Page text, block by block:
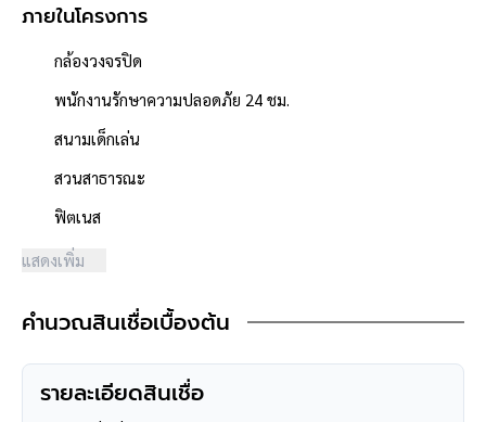
- ดวงโคม+หลอดไฟ
**จุดเด่นโครงการ–สภาพแวดล้อม**
- โครงการได้รับการจัดสรรอย่างถูกต้อง, โครงการจำนวนรวม 306
- โครงการตั้งอยู่บนถนนสายหลัก ได้แก่ ถนนนครอินทร์
- ผู้พัฒนาโครงการที่มีชื่อเสียง **พร๊อพเพอร์ตี้ เพอร์เฟค**
- สภาพแวดล้อมดี สะอาด
- บ้านตั้งอยู่ใกล้ร้านสะดวกซื้อ 7-11, Lotus express
- ใกล้ห้างสรรพสินค้าโฮมเวิร์ค ราชพฤกษ์, เดอะวอล์ค ราชพฤกษ์,
- ใกล้โรงพยาบาลบางกรวย2, โรงพยาบาลเจ้าพระยา
ภายในโครงการ
กล้องวงจรปิด
พนักงานรักษาความปลอดภัย 24 ชม.
สนามเด็กเล่น
สวนสาธารณะ
ฟิตเนส
แสดงเพิ่ม
คำนวณสินเชื่อเบื้องต้น
รายละเอียดสินเชื่อ